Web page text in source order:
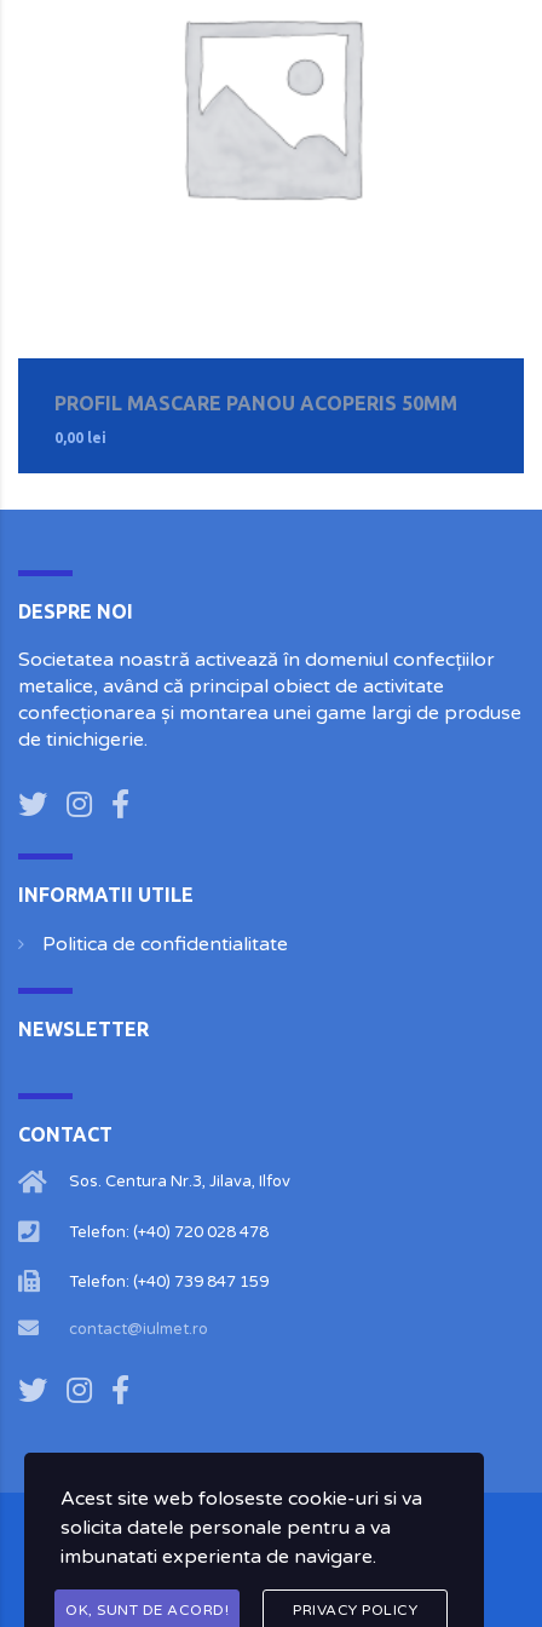
PROFIL MASCARE PANOU ACOPERIS 50MM
0,00 lei
DESPRE NOI
Societatea noastră activează în domeniul confecțiilor
metalice, având că principal obiect de activitate
confecționarea și montarea unei game largi de produse
de tinichigerie.
INFORMATII UTILE
Politica de confidentialitate
NEWSLETTER
CONTACT
Sos. Centura Nr.3, Jilava, Ilfov
Telefon: (+40) 720 028 478
Telefon: (+40) 739 847 159
contact@iulmet.ro
Copyright ©2026 www.iulmet.ro byDallMk.
Acest site web foloseste cookie-uri si va
solicita datele personale pentru a va
imbunatati experienta de navigare.
OK, SUNT DE ACORD! PRIVACY POLICY